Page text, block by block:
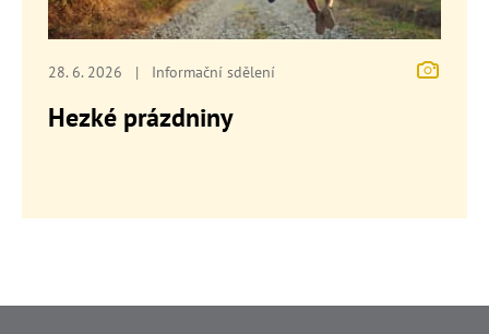
28. 6. 2026 | Informační sdělení
Hezké prázdniny